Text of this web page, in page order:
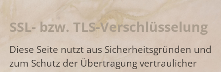
SSL- bzw. TLS-Verschlüsselung
Diese Seite nutzt aus Sicherheitsgründen und
zum Schutz der Übertragung vertraulicher